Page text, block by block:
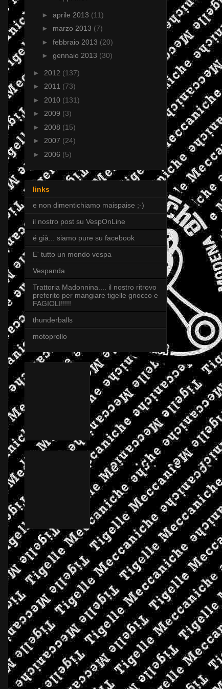
► aprile 2013 (11)
► marzo 2013 (7)
► febbraio 2013 (20)
► gennaio 2013 (30)
► 2012 (137)
► 2011 (73)
► 2010 (131)
► 2009 (3)
► 2008 (15)
► 2007 (24)
► 2006 (5)
links
e non dimentichiamo maispaise ;-)
il nostro post su VespOnLine
é già... siamo pure su facebook
E' tutto un mondo vespa
Vespanda
Trattoria Madonnina.... il nostro ritrovo
preferito per mangiare tigelle gnocco e
FAGIOLI!!!!!
thunderballs
motoprollo